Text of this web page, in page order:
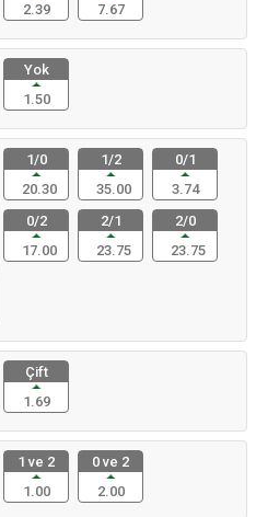
2.39
7.67
Yok
1.50
1/0
20.30
1/2
35.00
0/1
3.74
0/2
17.00
2/1
23.75
2/0
23.75
Çift
1.69
1 ve 2
1.00
0 ve 2
2.00